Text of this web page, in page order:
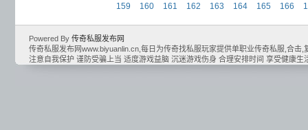
159
160 161 162 163 164 165 166
Powered By 传奇私服发布网
传奇私服发布网www.biyuanlin.cn,每日为传奇找私服玩家提供单职业传奇私服,合
注意自我保护 谨防受骗上当 适度游戏益脑 沉迷游戏伤身 合理安排时间 享受健康生